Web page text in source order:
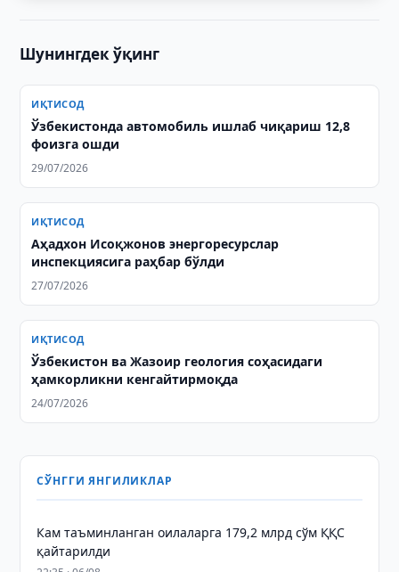
Шунингдек ўқинг
ИҚТИСОД
Ўзбекистонда автомобиль ишлаб чиқариш 12,8
фоизга ошди
29/07/2026
ИҚТИСОД
Аҳадхон Исоқжонов энергоресурслар
инспекциясига раҳбар бўлди
27/07/2026
ИҚТИСОД
Ўзбекистон ва Жазоир геология соҳасидаги
ҳамкорликни кенгайтирмоқда
24/07/2026
СЎНГГИ ЯНГИЛИКЛАР
Кам таъминланган оилаларга 179,2 млрд сўм ҚҚС
қайтарилди